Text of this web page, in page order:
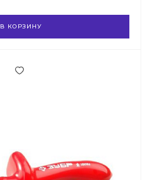
В КОРЗИНУ